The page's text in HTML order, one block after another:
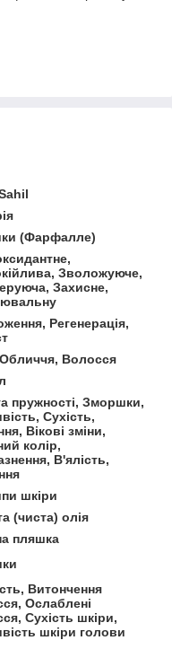
(Фарфалле)
Зволожуюче,
Захисне,
Регенерація,
Волосся
пружності, Зморшки,
Сухість,
Вікові зміни,
колір,
В'ялість,
шкіри
(чиста) олія
пляшка
Витончення
Ослаблені
Сухість шкіри,
шкіри голови